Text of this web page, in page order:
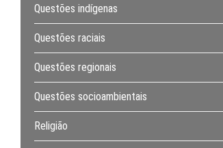
Questões indígenas
Questões raciais
Questões regionais
Questões socioambientais
Religião